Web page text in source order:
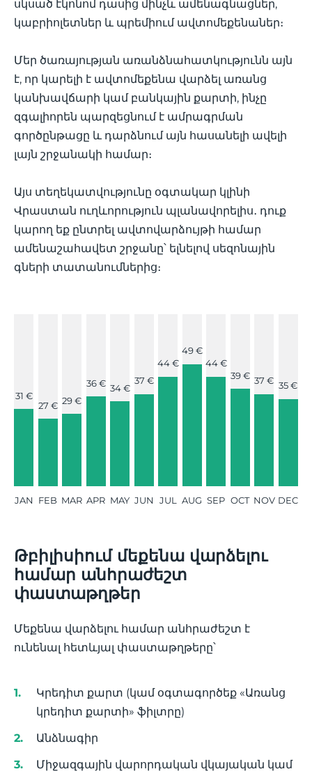
սկսած էկոնոմ դասից մինչև ամենագնացներ,
կաբրիոլետներ և պրեմիում ավտոմեքենաներ։
Մեր ծառայության առանձնահատկությունն այն
է, որ կարելի է ավտոմեքենա վարձել առանց
կանխավճարի կամ բանկային քարտի, ինչը
զգալիորեն պարզեցնում է ամրագրման
գործընթացը և դարձնում այն հասանելի ավելի
լայն շրջանակի համար։
Այս տեղեկատվությունը օգտակար կլինի
Վրաստան ուղևորություն պլանավորելիս․ դուք
կարող եք ընտրել ավտովարձույթի համար
ամենաշահավետ շրջանը՝ ելնելով սեզոնային
գների տատանումներից։
31 €
JAN
27 €
FEB
29 €
MAR
36 €
APR
34 €
MAY
37 €
JUN
44 €
JUL
49 €
AUG
44 €
SEP
39 €
OCT
37 €
NOV
35 €
DEC
Թբիլիսիում մեքենա վարձելու
համար անհրաժեշտ
փաստաթղթեր
Մեքենա վարձելու համար անհրաժեշտ է
ունենալ հետևյալ փաստաթղթերը՝
Կրեդիտ քարտ (կամ օգտագործեք «Առանց
կրեդիտ քարտի» ֆիլտրը)
Անձնագիր
Միջազգային վարորդական վկայական կամ